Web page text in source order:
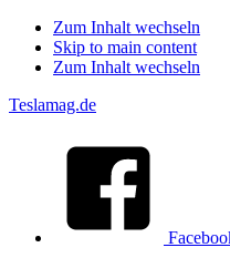
Zum Inhalt wechseln
Skip to main content
Zum Inhalt wechseln
Teslamag.de